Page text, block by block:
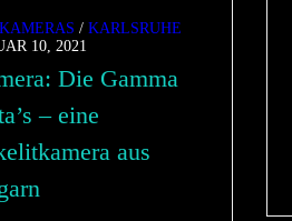
/ KARLSRUHE
10, 2021
Die Gamma
– eine
aus